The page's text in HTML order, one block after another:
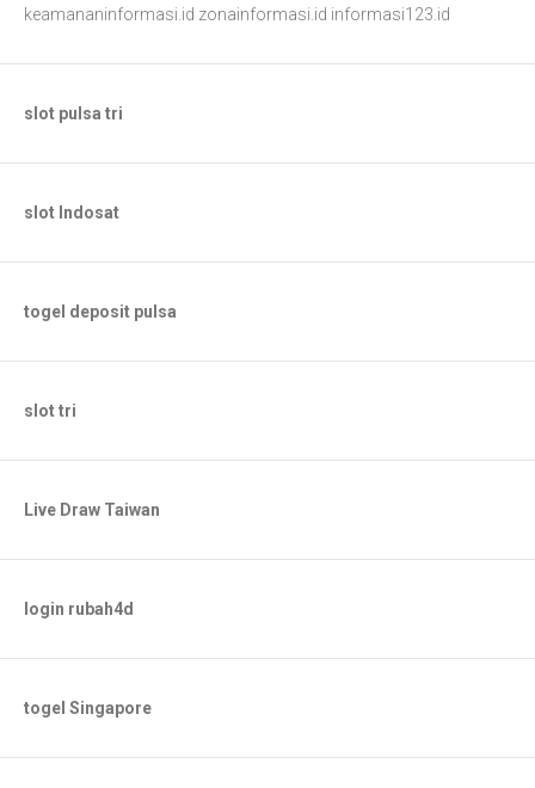
keamananinformasi.id zonainformasi.id informasi123.id
slot pulsa tri
slot Indosat
togel deposit pulsa
slot tri
Live Draw Taiwan
login rubah4d
togel Singapore